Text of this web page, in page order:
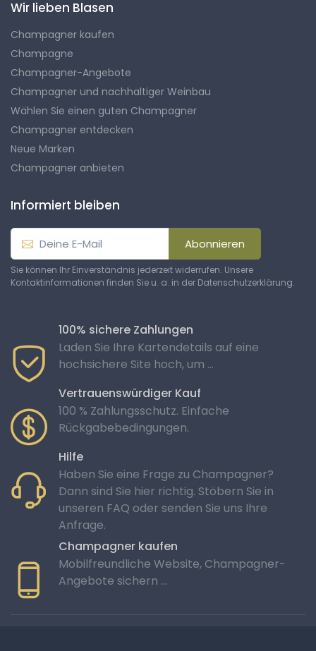
Wir lieben Blasen
Champagner kaufen
Champagne
Champagner-Angebote
Champagner und nachhaltiger Weinbau
Wählen Sie einen guten Champagner
Champagner entdecken
Neue Marken
Champagner anbieten
Informiert bleiben
Abonnieren
Sie können Ihr Einverständnis jederzeit widerrufen. Unsere
Kontaktinformationen finden Sie u. a. in der Datenschutzerklärung.
100% sichere Zahlungen
Laden Sie Ihre Kartendetails auf eine
hochsichere Site hoch, um ...
Vertrauenswürdiger Kauf
100 % Zahlungsschutz. Einfache
Rückgabebedingungen.
Hilfe
Haben Sie eine Frage zu Champagner?
Dann sind Sie hier richtig. Stöbern Sie in
unseren FAQ oder senden Sie uns Ihre
Anfrage.
Champagner kaufen
Mobilfreundliche Website, Champagner-
Angebote sichern …